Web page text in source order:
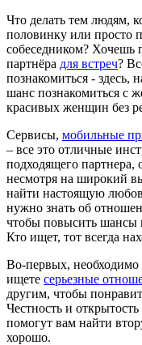
Что делать тем людям,
половинку или просто
собеседником? Хочешь
партнёра для встреч?
познакомиться - здесь,
шанс познакомиться с
красивых женщин без
Сервисы, мобильные
– все это отличные
подходящего
несмотря на широкий
найти настоящую
нужно знать об
чтобы повысить шансы
Кто ищет, тот всегда
Во-первых,
ищете серьезные
другим, чтобы
Честность и
помогут вам найти
хорошо.